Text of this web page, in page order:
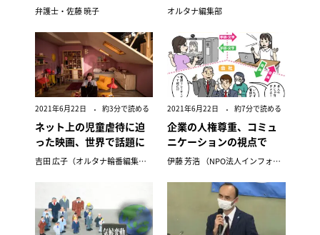
弁護士・佐藤 暁子 オルタナ編集部
2021年6月22日 約3分で読める
ネット上の児童虐待に迫
った映画、世界で話題に
吉田 広子（オルタナ輪番編集長）
2021年6月22日 約7分で読める
企業の人権尊重、コミュ
ニケーションの視点で
伊藤 芳浩 （NPO法人インフォメーションギャップバスター）